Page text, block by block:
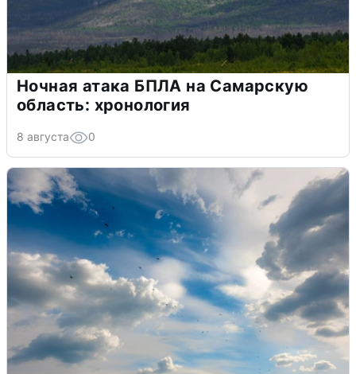
Ночная атака БПЛА на Самарскую
область: хронология
8 августа 0